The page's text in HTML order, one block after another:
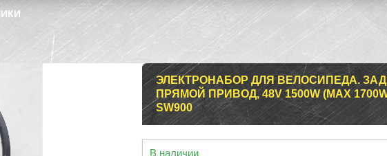
ЭЛЕКТРОНАБОР ДЛЯ ВЕЛОСИПЕДА.
ПРЯМОЙ ПРИВОД, 48V 1500W (MAX
SW900
В наличии